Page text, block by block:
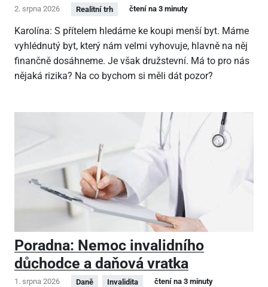
2. srpna 2026 Realitní trh čtení na 3 minuty
Karolína: S přítelem hledáme ke koupi menší byt. Máme
vyhlédnutý byt, který nám velmi vyhovuje, hlavně na něj
finančně dosáhneme. Je však družstevní. Má to pro nás
nějaká rizika? Na co bychom si měli dát pozor?
Poradna: Nemoc invalidního
důchodce a daňová vratka
1. srpna 2026 Daně Invalidita čtení na 3 minuty